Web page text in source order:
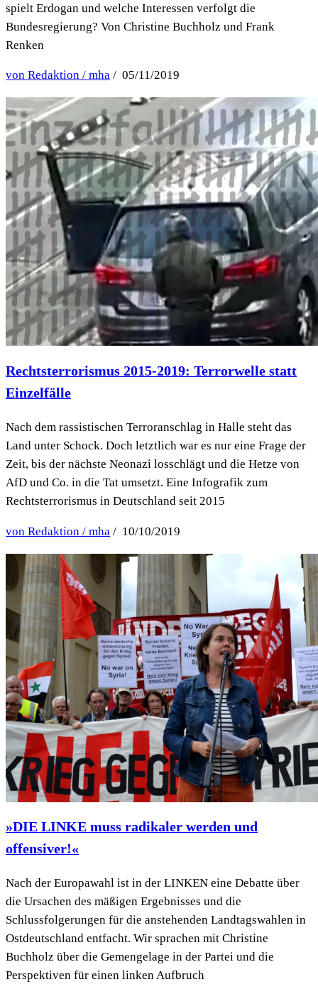
spielt Erdogan und welche Interessen verfolgt die
Bundesregierung? Von Christine Buchholz und Frank
Renken
von Redaktion / mha / 05/11/2019
Rechtsterrorismus 2015-2019: Terrorwelle statt
Einzelfälle
Nach dem rassistischen Terroranschlag in Halle steht das
Land unter Schock. Doch letztlich war es nur eine Frage der
Zeit, bis der nächste Neonazi losschlägt und die Hetze von
AfD und Co. in die Tat umsetzt. Eine Infografik zum
Rechtsterrorismus in Deutschland seit 2015
von Redaktion / mha / 10/10/2019
»DIE LINKE muss radikaler werden und
offensiver!«
Nach der Europawahl ist in der LINKEN eine Debatte über
die Ursachen des mäßigen Ergebnisses und die
Schlussfolgerungen für die anstehenden Landtagswahlen in
Ostdeutschland entfacht. Wir sprachen mit Christine
Buchholz über die Gemengelage in der Partei und die
Perspektiven für einen linken Aufbruch